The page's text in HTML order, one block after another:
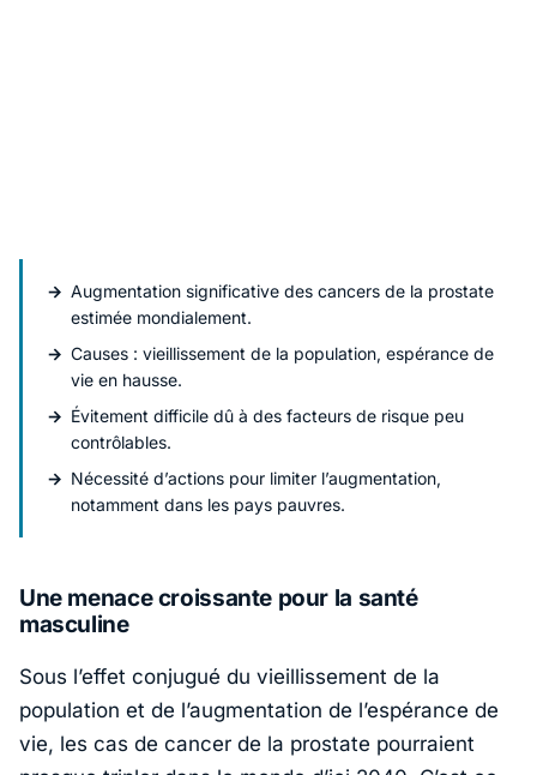
Augmentation significative des cancers de la prostate
estimée mondialement.
Causes : vieillissement de la population, espérance de
vie en hausse.
Évitement difficile dû à des facteurs de risque peu
contrôlables.
Nécessité d’actions pour limiter l’augmentation,
notamment dans les pays pauvres.
Une menace croissante pour la santé
masculine
Sous l’effet conjugué du vieillissement de la
population et de l’augmentation de l’espérance de
vie, les cas de cancer de la prostate pourraient